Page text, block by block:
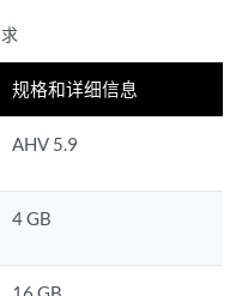
规格和详细信息
AHV 5.9
4 GB